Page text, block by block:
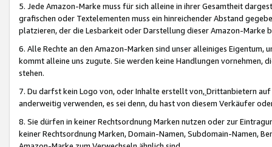
5. Jede Amazon-Marke muss für sich alleine in ihrer Gesamtheit
grafischen oder Textelementen muss ein hinreichender Abstand
platzieren, der die Lesbarkeit oder Darstellung dieser Amazon-Marke
6. Alle Rechte an den Amazon-Marken sind unser alleiniges
kommt alleine uns zugute. Sie werden keine Handlungen vornehmen,
stehen.
7. Du darfst kein Logo von, oder Inhalte erstellt von,Drittanbietern auf
anderweitig verwenden, es sei denn, du hast von diesem Verkäufer
8. Sie dürfen in keiner Rechtsordnung Marken nutzen oder zur
keiner Rechtsordnung Marken, Domain-Namen, Subdomain-Namen,